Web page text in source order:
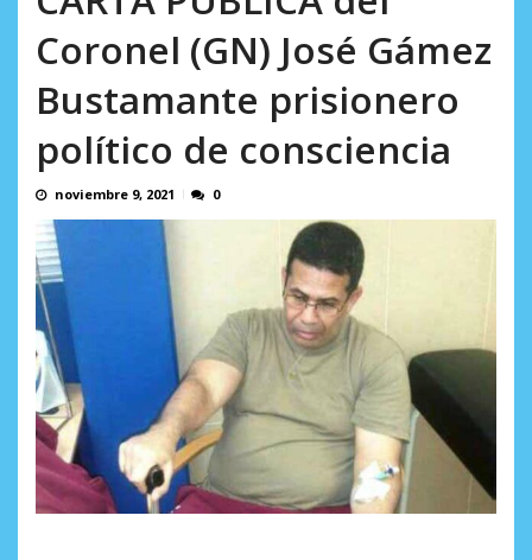
Coronel (GN) José Gámez
Bustamante prisionero
político de consciencia
noviembre 9, 2021 0